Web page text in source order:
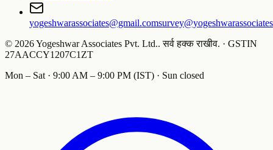
yogeshwarassociates@gmail.com
© 2026Yogeshwar Associates Pvt. Ltd..सर्व हक्क राखीव. · GSTIN
27AACCY1207C1ZT
Mon – Sat · 9:00 AM – 9:00 PM (IST) · Sun closed